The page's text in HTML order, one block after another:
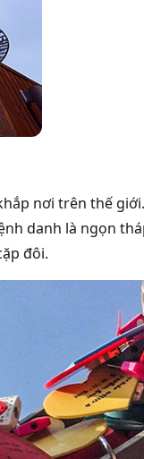
nơi trên thế
danh là ngọn
đôi.